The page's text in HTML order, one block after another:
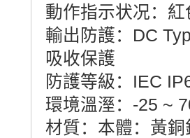
動作指示状况：
輸出防護：DC
吸收保護
防護等級：IEC
環境溫溼：-25 ~
材質：本體：黃